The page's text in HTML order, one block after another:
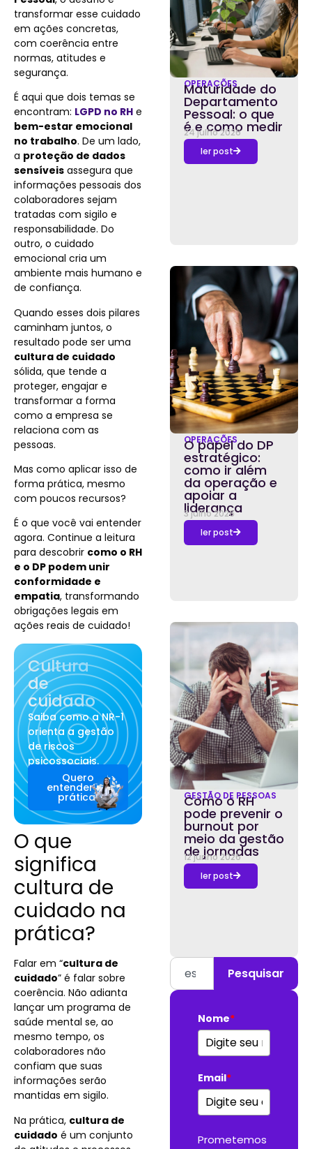
transformar esse cuidado
em ações concretas,
com coerência entre
normas, atitudes e
segurança.
É aqui que dois temas se
encontram: LGPD no RH e
bem-estar emocional
no trabalho. De um lado,
a proteção de dados
sensíveis assegura que
informações pessoais dos
colaboradores sejam
tratadas com sigilo e
responsabilidade. Do
outro, o cuidado
emocional cria um
ambiente mais humano e
de confiança.
Quando esses dois pilares
caminham juntos, o
resultado pode ser uma
cultura de cuidado
sólida, que tende a
proteger, engajar e
transformar a forma
como a empresa se
relaciona com as
pessoas.
Mas como aplicar isso de
forma prática, mesmo
com poucos recursos?
É o que você vai entender
agora. Continue a leitura
para descobrir como o RH
e o DP podem unir
conformidade e
empatia, transformando
obrigações legais em
ações reais de cuidado!
Cultura
de
cuidado
Saiba como a NR-1
orienta a gestão
de riscos
psicossociais.
Quero
entender na
prática!
O que
significa
cultura de
cuidado na
prática?
Falar em “cultura de
cuidado” é falar sobre
coerência. Não adianta
lançar um programa de
saúde mental se, ao
mesmo tempo, os
colaboradores não
confiam que suas
informações serão
mantidas em sigilo.
Na prática, cultura de
cuidado é um conjunto
OPERAÇÕES
Maturidade do
Departamento
Pessoal: o que
é e como medir
24 julho 2026
ler post
OPERAÇÕES
O papel do DP
estratégico:
como ir além
da operação e
apoiar a
liderança
3 julho 2026
ler post
GESTÃO DE PESSOAS
Como o RH
pode prevenir o
burnout por
meio da gestão
de jornadas
12 junho 2026
ler post
Pesquisar
Nome*
Email*
Prometemos